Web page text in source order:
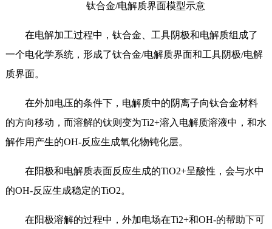
钛合金/电解质界面模型示意
在电解加工过程中，钛合金、工具阴极和电解质组成了
一个电化学系统，形成了钛合金/电解质界面和工具阴极/电解
质界面。
在外加电压的条件下，电解质中的阴离子向钛合金材料
的方向移动，而溶解的钛则变为Ti2+溶入电解质溶液中，和水
解作用产生的OH-反应生成氧化物钝化层。
在阳极和电解质表面反应生成的TiO2+呈酸性，会与水中
的OH-反应生成稳定的TiO2。
在阳极溶解的过程中，外加电场在Ti2+和OH-的帮助下可